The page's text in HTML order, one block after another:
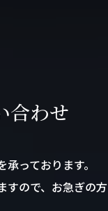
合わせ
っております。
ので、お急ぎの